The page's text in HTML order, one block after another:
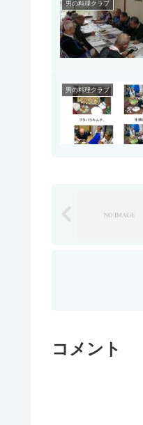
男の料理クラブ
男の料理クラブ
コメント